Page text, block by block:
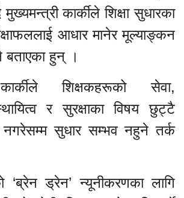
मुख्यमन्त्री कार्कीले शिक्षा सुधारका
आधार मानेर मूल्याङ्कन
बताएका हुन् ।
शिक्षकहरूको सेवा,
र सुरक्षाका विषय छुट्टै
सुधार सम्भव नहुने तर्क
‘ब्रेन ड्रेन’ न्यूनीकरणका लागि